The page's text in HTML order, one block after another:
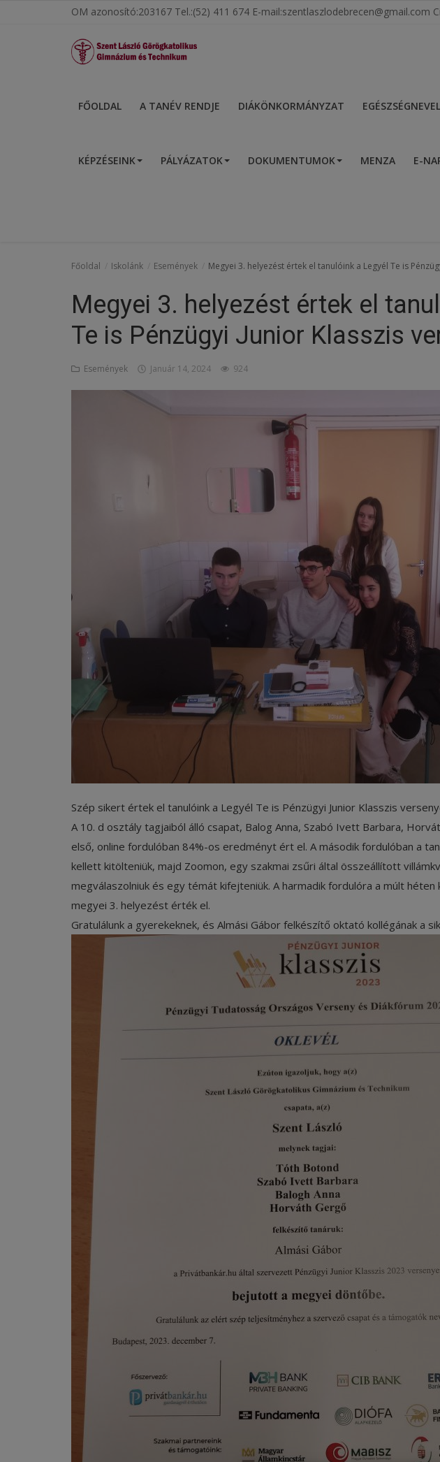
OM azonosító:203167 Tel.:(52) 411 674 E-mail:szentlaszlodebrecen@gmail.com
FŐOLDAL A TANÉV RENDJE DIÁKÖNKORMÁNYZAT
KÉPZÉSEINK PÁLYÁZATOK DOKUMENTUMOK MENZA E-
Diákönkormányzat
Főoldal Iskolánk Események Megyei 3. helyezést értek el tanulóink a Legyél Te is
Megyei 3. helyezést értek el
Te is Pénzügyi Junior Klasszis
Események Január 14, 2024 924
Szép sikert értek el tanulóink a Legyél Te is Pénzügyi Junior Klasszis
A 10. d osztály tagjaiból álló csapat, Balog Anna, Szabó Ivett Barbara,
első, online fordulóban 84%-os eredményt ért el. A második fordulóban a
kellett kitölteniük, majd Zoomon, egy szakmai zsűri által összeállított
megválaszolniuk és egy témát kifejteniük. A harmadik fordulóra a múlt héten
megyei 3. helyezést érték el.
Gratulálunk a gyerekeknek, és Almási Gábor felkészítő oktató kollégának a